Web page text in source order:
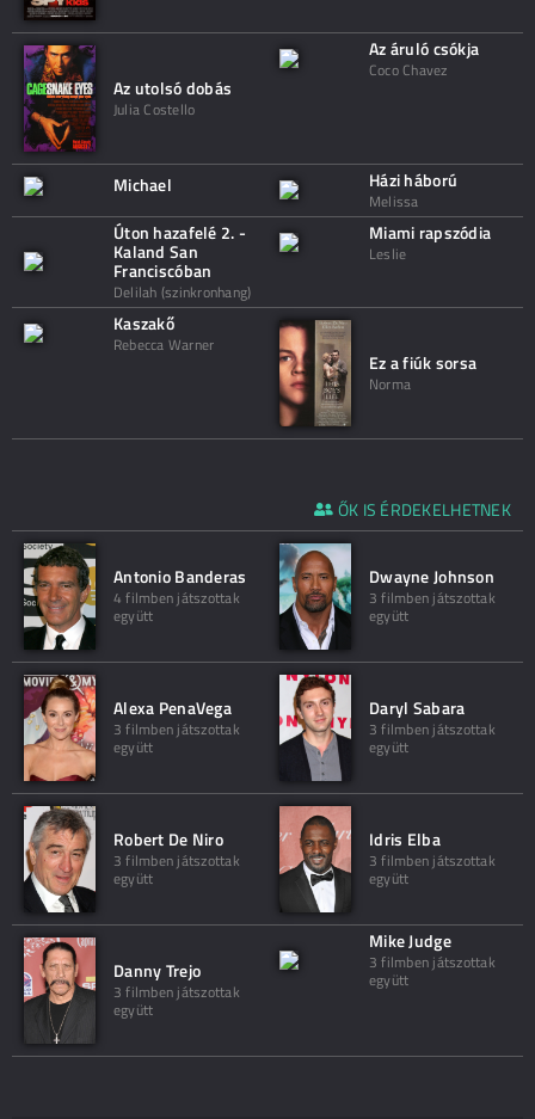
Az utolsó dobás
Julia Costello
Az áruló csókja
Coco Chavez
Michael Házi háború
Melissa
Úton hazafelé 2. -
Kaland San
Franciscóban
Delilah (szinkronhang)
Miami rapszódia
Leslie
Kaszakő
Rebecca Warner
Ez a fiúk sorsa
Norma
ŐK IS ÉRDEKELHETNEK
Antonio Banderas
4 filmben játszottak
együtt
Dwayne Johnson
3 filmben játszottak
együtt
Alexa PenaVega
3 filmben játszottak
együtt
Daryl Sabara
3 filmben játszottak
együtt
Robert De Niro
3 filmben játszottak
együtt
Idris Elba
3 filmben játszottak
együtt
Danny Trejo
3 filmben játszottak
együtt
Mike Judge
3 filmben játszottak
együtt